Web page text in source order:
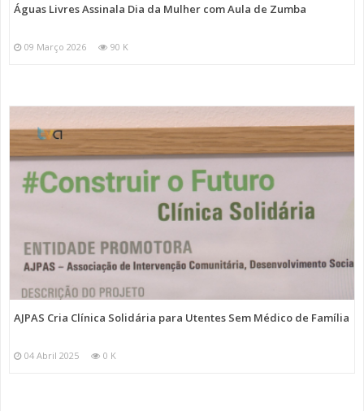
Águas Livres Assinala Dia da Mulher com Aula de Zumba
09 Março 2026 90 K
AJPAS Cria Clínica Solidária para Utentes Sem Médico de Família
04 Abril 2025 0 K